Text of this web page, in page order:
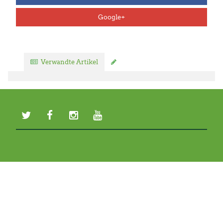
Google+
Verwandte Artikel